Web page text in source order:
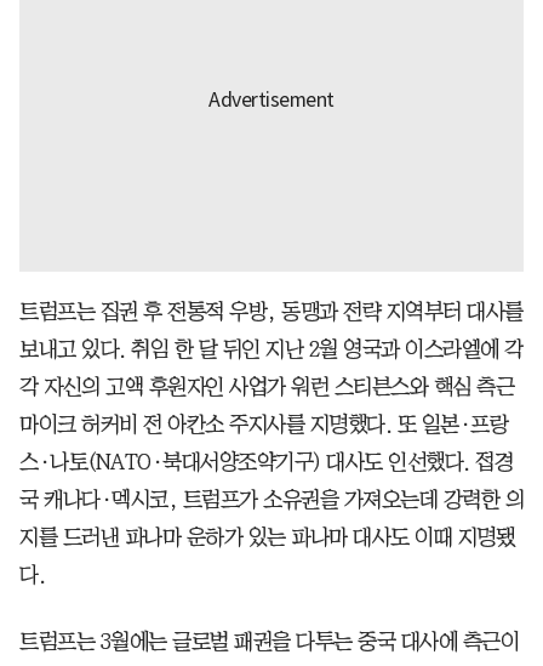
트럼프는 집권 후 전통적 우방, 동맹과 전략 지역부터 대사를
보내고 있다. 취임 한 달 뒤인 지난 2월 영국과 이스라엘에 각
각 자신의 고액 후원자인 사업가 워런 스티븐스와 핵심 측근
마이크 허커비 전 아칸소 주지사를 지명했다. 또 일본·프랑
스·나토(NATO·북대서양조약기구) 대사도 인선했다. 접경
국 캐나다·멕시코, 트럼프가 소유권을 가져오는데 강력한 의
지를 드러낸 파나마 운하가 있는 파나마 대사도 이때 지명됐
다.
트럼프는 3월에는 글로벌 패권을 다투는 중국 대사에 측근이